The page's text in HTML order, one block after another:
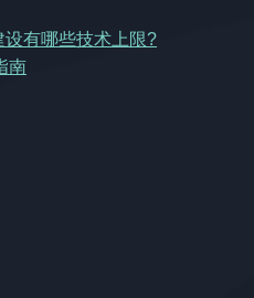
有哪些技术上限?
南